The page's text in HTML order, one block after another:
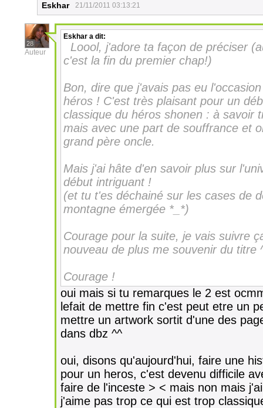
Eskhar 21/11/2011 03:13:21
28
Auteur
Eskhar a dit:
Loool, j'adore ta façon de préciser
c'est la fin du premier chap!)
Bon, dire que j'avais pas eu
héros ! C'est très plaisant pour un
classique du héros shonen : à savoir
mais avec une part de souffrance et
grand père oncle.
Mais j'ai hâte d'en savoir plus sur
début intriguant !
(et tu t'es déchainé sur les cases de
montagne émergée *_*)
Courage pour la suite, je vais suivre
nouveau de plus me souvenir du titre
Courage !
oui mais si tu remarques le 2 est
lefait de mettre fin c'est peut etre un
mettre un artwork sortit d'une des
dans dbz ^^
oui, disons qu'aujourd'hui, faire une
pour un heros, c'est devenu difficile
faire de l'inceste > < mais non mais
j'aime pas trop ce qui est trop